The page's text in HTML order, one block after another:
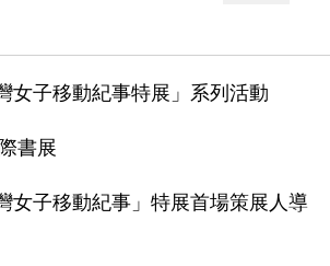
女子移動紀事特展」系列活動
書展
女子移動紀事」特展首場策展人導